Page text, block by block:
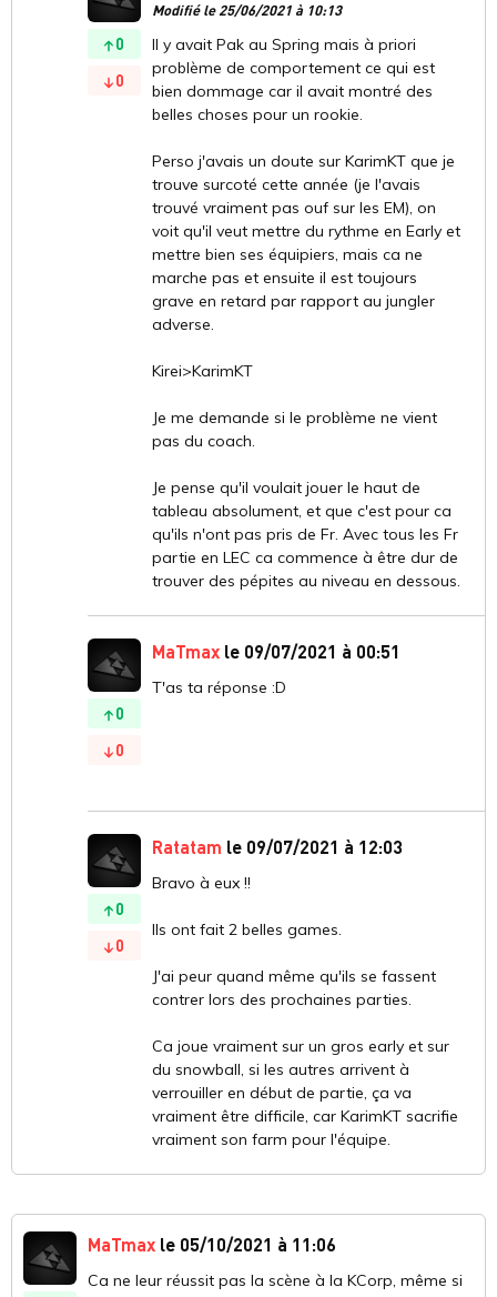
0
0
Modifié le 25/06/2021 à 10:13
Il y avait Pak au Spring mais à priori
problème de comportement ce qui est
bien dommage car il avait montré des
belles choses pour un rookie.
Perso j'avais un doute sur KarimKT que je
trouve surcoté cette année (je l'avais
trouvé vraiment pas ouf sur les EM), on
voit qu'il veut mettre du rythme en Early et
mettre bien ses équipiers, mais ca ne
marche pas et ensuite il est toujours
grave en retard par rapport au jungler
adverse.
Kirei>KarimKT
Je me demande si le problème ne vient
pas du coach.
Je pense qu'il voulait jouer le haut de
tableau absolument, et que c'est pour ca
qu'ils n'ont pas pris de Fr. Avec tous les Fr
partie en LEC ca commence à être dur de
trouver des pépites au niveau en dessous.
0
0
MaTmax le 09/07/2021 à 00:51
T'as ta réponse :D
0
0
Ratatam le 09/07/2021 à 12:03
Bravo à eux !!
Ils ont fait 2 belles games.
J'ai peur quand même qu'ils se fassent
contrer lors des prochaines parties.
Ca joue vraiment sur un gros early et sur
du snowball, si les autres arrivent à
verrouiller en début de partie, ça va
vraiment être difficile, car KarimKT sacrifie
vraiment son farm pour l'équipe.
MaTmax le 05/10/2021 à 11:06
Ca ne leur réussit pas la scène à la KCorp, même si